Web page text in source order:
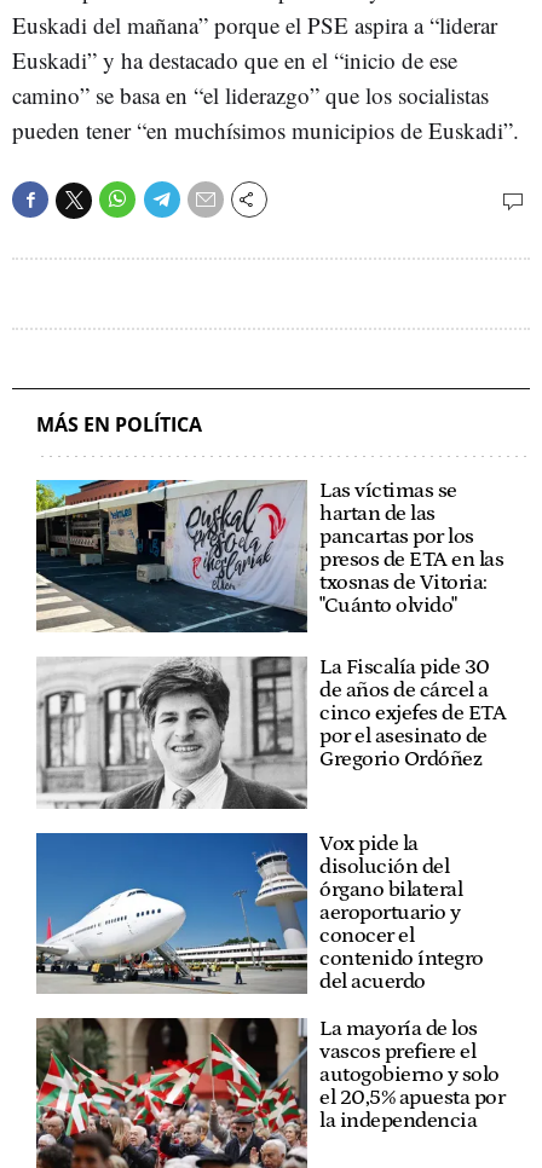
Euskadi del mañana” porque el PSE aspira a “liderar
Euskadi” y ha destacado que en el “inicio de ese
camino” se basa en “el liderazgo” que los socialistas
pueden tener “en muchísimos municipios de Euskadi”.
MÁS EN POLÍTICA
Las víctimas se
hartan de las
pancartas por los
presos de ETA en las
txosnas de Vitoria:
"Cuánto olvido"
La Fiscalía pide 30
de años de cárcel a
cinco exjefes de ETA
por el asesinato de
Gregorio Ordóñez
Vox pide la
disolución del
órgano bilateral
aeroportuario y
conocer el
contenido íntegro
del acuerdo
La mayoría de los
vascos prefiere el
autogobierno y solo
el 20,5% apuesta por
la independencia